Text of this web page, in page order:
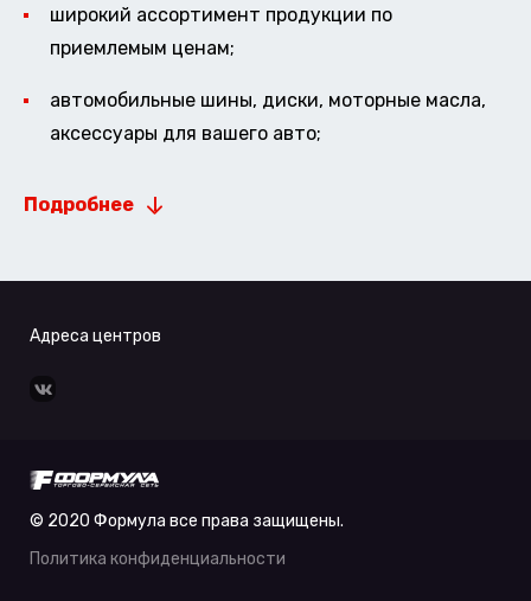
широкий ассортимент продукции по
приемлемым ценам;
автомобильные шины, диски, моторные масла,
аксессуары для вашего авто;
Подробнее
Адреса центров
© 2020 Формула все права защищены.
Политика конфиденциальности